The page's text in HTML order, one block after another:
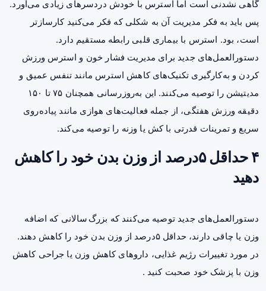
گاهی نشدنی است اما استرس با خودش دردسرهای زیادی می‌آورد.
پس باید به فکر مدیریت آن به شکلی که فکر می‌کنید کارسازتر
است، بود. استرس با بیماری قلبی رابطه مستقیم دارد.
دستورالعمل‌های جدید برای مدیریت فشار خون و استرس ورزش
کردن و به‌کارگیری تکنیک‌های کاهش استرس مانند تنفس عمیق و
مدیتیشن را توصیه می‌کنند. این به‌روزرسانی همچنان ۷۵ تا ۱۵۰
دقیقه ورزش هفتگی، از جمله فعالیت‌های هوازی مانند پیاده‌روی
سریع و تمرینات قدرتی با کش یا وزنه را توصیه می‌کند.
۴ حداقل ۵درصد از وزن بدن خود را کاهش
دهید
دستورالعمل‌های جدید توصیه می‌کنند که بزرگ سالانی که اضافه
وزن یا چاقی دارند، حداقل ۵درصد از وزن بدن خود را کاهش دهند.
در مورد تغییرات رژیم غذایی، داروهای کاهش وزن یا جراحی کاهش
وزن با پزشک خود صحبت کنید .